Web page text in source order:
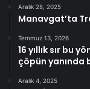
Aralık 28, 2025
Manavgat’ta
Temmuz 13, 2026
16 yıllık sır bu
çöpün yanında
Aralık 4, 2025